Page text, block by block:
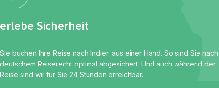
erlebe Sicherheit
Sie buchen Ihre Reise nach Indien aus einer Hand. So sind Sie nach
deutschem Reiserecht optimal abgesichert. Und auch während der
Reise sind wir für Sie 24 Stunden erreichbar.